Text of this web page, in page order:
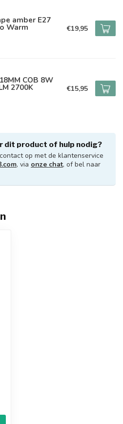
amber E27
Warm €19,95
COB 8W
2700K €15,95
dit product of hulp nodig?
op met de klantenservice
, via onze chat, of bel naar